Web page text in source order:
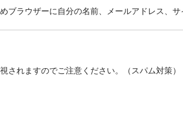
ブラウザーに自分の名前、メールアドレス、
されますのでご注意ください。（スパム対策）